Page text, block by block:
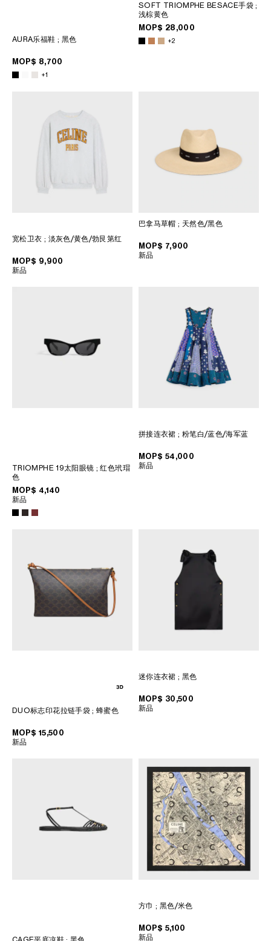
AURA乐福鞋 ; 黑色
MOP$ 8,700
+1
SOFT TRIOMPHE BESACE手袋;
浅棕黄色
MOP$ 28,000
+2
宽松卫衣 ; 淡灰色/黄色/勃艮第红
MOP$ 9,900
新品
巴拿马草帽; 天然色/黑色
MOP$ 7,900
新品
TRIOMPHE 19太阳眼镜 ; 红色玳瑁
色
MOP$ 4,140
新品
拼接连衣裙; 粉笔白/蓝色/海军蓝
MOP$ 54,000
新品
DUO标志印花拉链手袋; 蜂蜜色
MOP$ 15,500
新品
迷你连衣裙; 黑色
MOP$ 30,500
新品
方巾; 黑色/米色
MOP$ 5,100
新品